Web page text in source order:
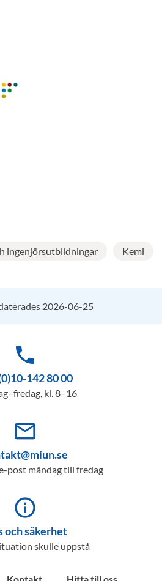
ingenjörsutbildningar Kemi
2026-06-25
phone
142 80 00
kl. 8–16
mail_outline
post måndag till fredag
info_outline
och säkerhet
skulle uppstå